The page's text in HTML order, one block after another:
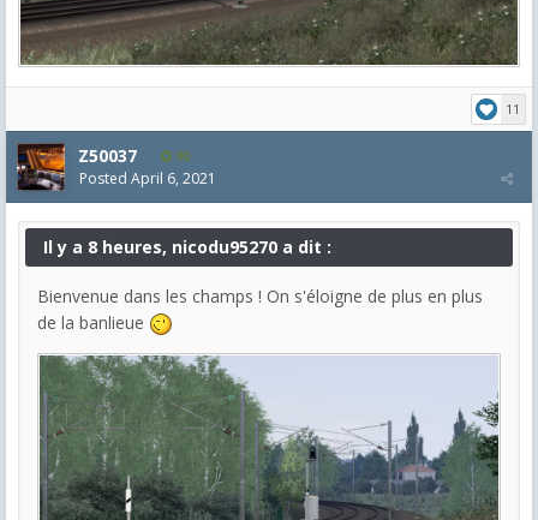
11
Z50037 90
Posted April 6, 2021
Il y a 8 heures, nicodu95270 a dit :
Bienvenue dans les champs ! On s'éloigne de plus en plus
de la banlieue